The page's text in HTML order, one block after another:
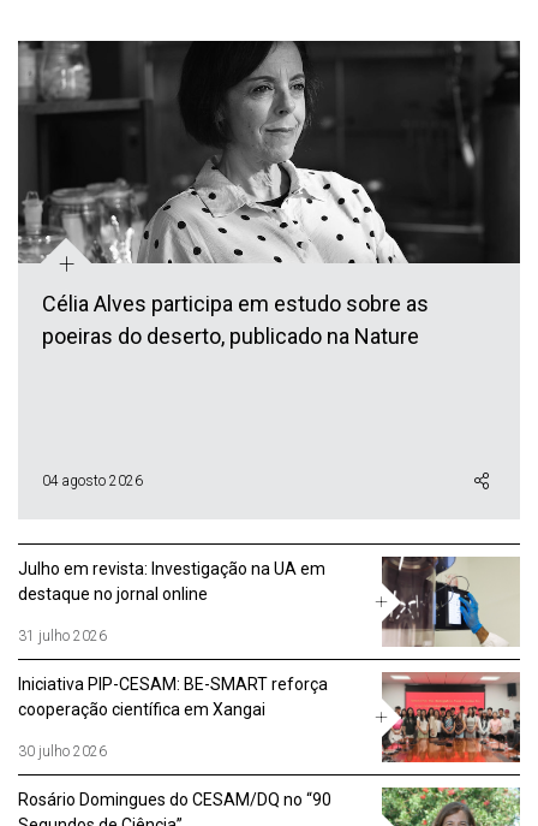
+
Célia Alves participa em estudo sobre as
poeiras do deserto, publicado na Nature
04 agosto 2026
Julho em revista: Investigação na UA em
destaque no jornal online
31 julho 2026
Iniciativa PIP-CESAM: BE-SMART reforça
cooperação científica em Xangai
30 julho 2026
Rosário Domingues do CESAM/DQ no “90